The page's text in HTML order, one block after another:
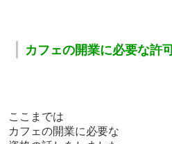
カフェの開業に必要な許
ここまでは
カフェの開業に必要な